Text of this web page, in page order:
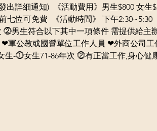
出詳細通知)  《活動費用》男生$800 女生
七位可免費  《活動時間》 下午2:30~5:30
⓶男生符合以下其中一項條件 需提供給
軍公教或國營單位工作人員 ❤外商公司
-⓵女生71-86年次 ⓶有正當工作,身心健